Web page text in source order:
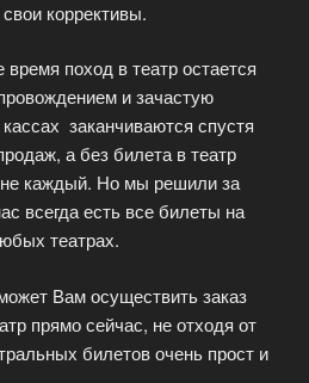
коррективы.
поход в театр остается
и зачастую
заканчиваются спустя
а без билета в театр
каждый. Но мы решили за
всегда есть все билеты на
театрах.
Вам осуществить заказ
прямо сейчас, не отходя от
билетов очень прост и